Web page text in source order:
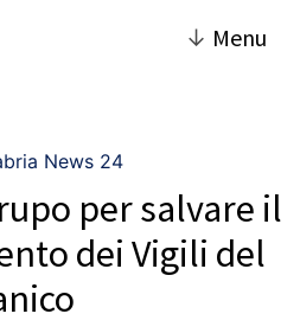
↓ Menu
News 24
per salvare il
dei Vigili del